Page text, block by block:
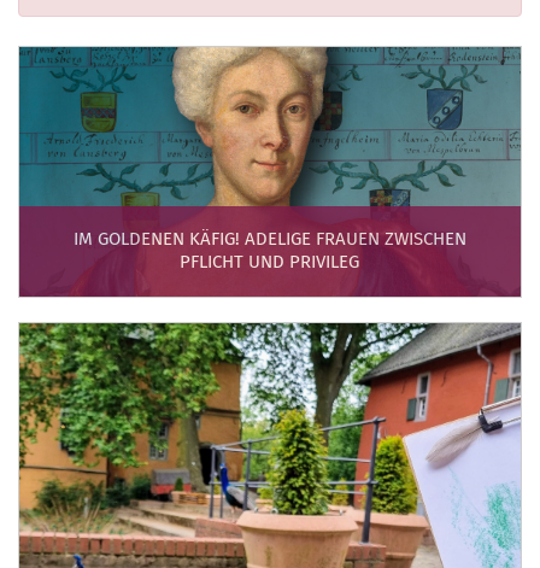
IM GOLDENEN KÄFIG! ADELIGE FRAUEN ZWISCHEN
PFLICHT UND PRIVILEG